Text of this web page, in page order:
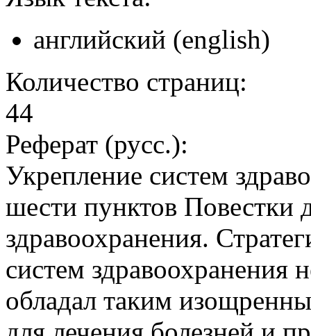
английский (english)
Количество страниц:
44
Реферат (русс.):
Укрепление систем
шести пунктов Повестки
здравоохранения.
систем
обладал таким